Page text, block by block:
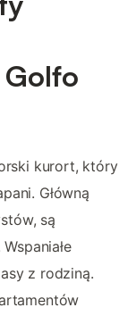
kurort, który
Główną
są
z rodziną.